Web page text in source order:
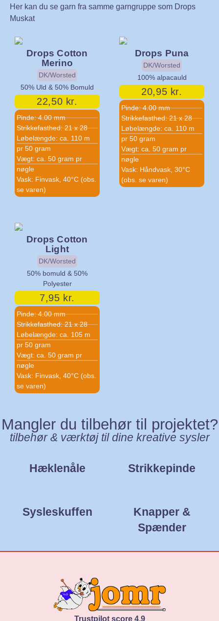
Her kan du se garn fra samme garngruppe som Drops
Muskat
Drops Cotton
Merino
DK/Worsted
50% Uld & 50% Bomuld
22,50 kr.
Pinde: 4.00 mm
Strikkefasthed: 21 x 28
Løbelængde: ca. 110 m
pr 50 gram
Vægt: ca. 50 gram pr
nøgle
Vask: Finvask, 40°C (obs.
se varen)
Drops Puna
DK/Worsted
100% alpacauld
20,95 kr.
Pinde: 4.00 mm
Strikkefasthed: 21 x 28
Løbelængde: ca. 110 m
pr 50 gram
Vægt: ca. 50 gram pr
nøgle
Vask: Håndvask, 30°C
(obs. se varen)
Drops Cotton
Light
DK/Worsted
50% bomuld & 50%
Polyester
7,95 kr.
Pinde: 4.00 mm
Strikkefasthed: 21 x 28
Løbelængde: ca. 105 m
pr 50 gram
Vægt: ca. 50 gram pr
nøgle
Vask: Finvask, 40°C (obs.
se varen)
Mangler du tilbehør til projektet?
tilbehør & værktøj til dine kreative sysler
Hæklenåle Strikkepinde
Sysleskuffen
Knapper &
Spænder
Trustpilot score 4,9